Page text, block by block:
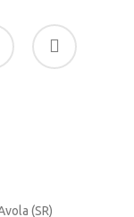
tiktok
(SR)